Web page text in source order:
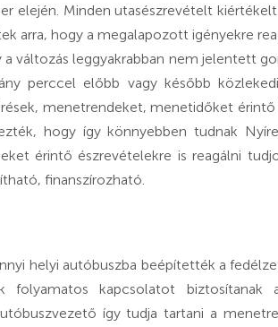
elején. Minden utasészrevételt
arra, hogy a megalapozott igényekre
a változás leggyakrabban nem jelentett
perccel előbb vagy később
menetrendeket, menetidőket
hogy így könnyebben tudnak
érintő észrevételekre is reagálni
finanszírozható.
helyi autóbuszba beépítették a
folyamatos kapcsolatot
így tudja tartani a